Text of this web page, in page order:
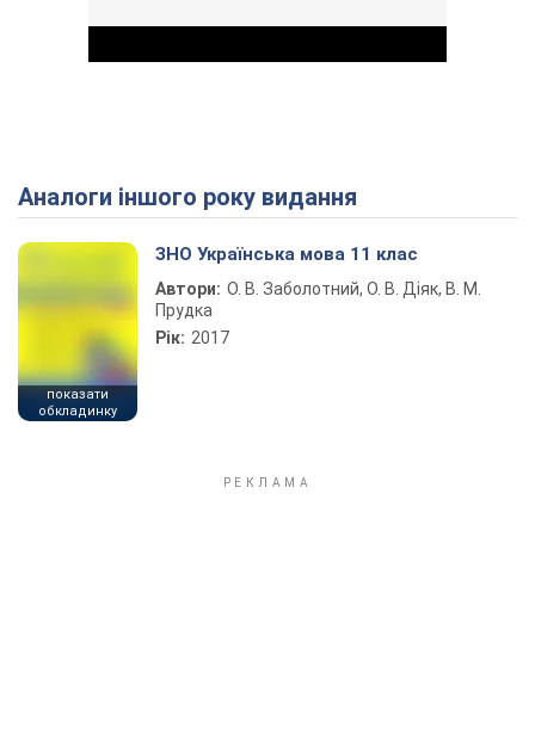
Play Video
Аналоги іншого року видання
показати
обкладинку
ЗНО Українська мова 11 клас
Автори: О. В. Заболотний, О. В. Діяк, В. М.
Прудка
Рік: 2017